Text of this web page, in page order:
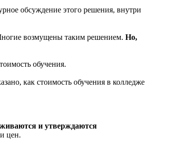
обсуждение этого решения, внутри
возмущены таким решением. Но,
обучения.
как стоимость обучения в колледже
и утверждаются
цен.